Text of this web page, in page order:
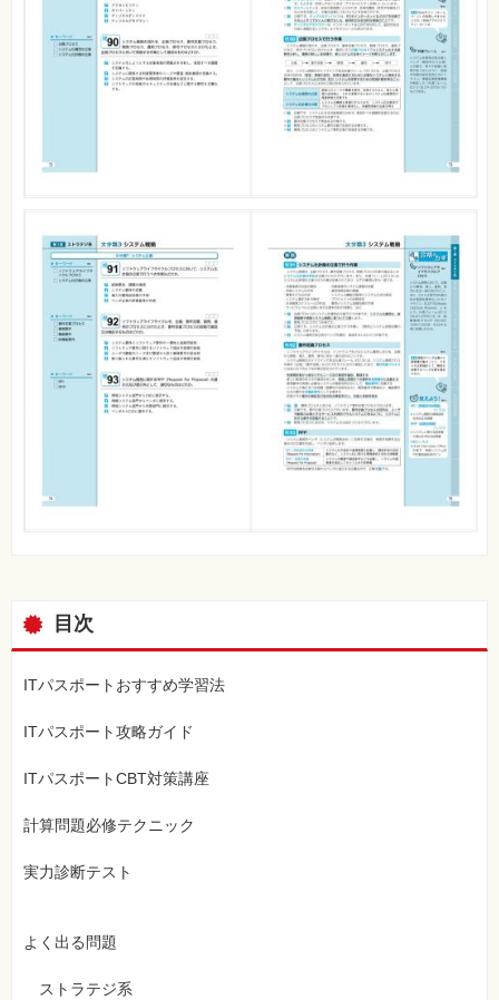
目次
ITパスポートおすすめ学習法
ITパスポート攻略ガイド
ITパスポートCBT対策講座
計算問題必修テクニック
実力診断テスト
よく出る問題
ストラテジ系